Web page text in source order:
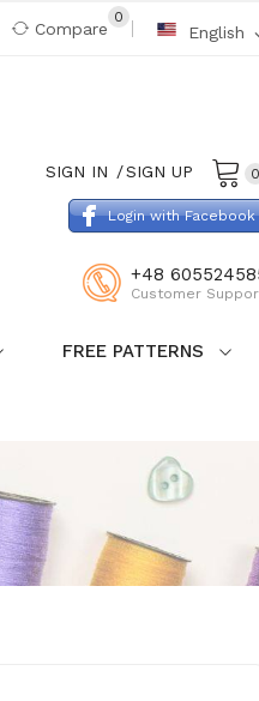
English
Compare
0
0
SIGN IN SIGN UP
+48
Customer
Login with Facebook
FREE PATTERNS